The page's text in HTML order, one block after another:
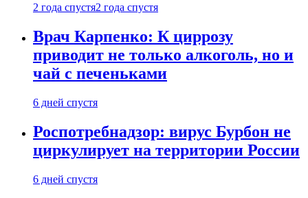
2 года спустя2 года спустя
Врач Карпенко: К циррозу
приводит не только алкоголь, но и
чай с печеньками
6 дней спустя
Роспотребнадзор: вирус Бурбон не
циркулирует на территории России
6 дней спустя